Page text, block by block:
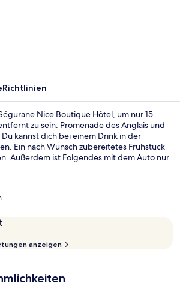
Richtlinien
Nice Boutique Hôtel, um nur 15
zu sein: Promenade des Anglais und
kannst dich bei einem Drink in der
Ein nach Wunsch zubereitetes Frühstück
Außerdem ist Folgendes mit dem Auto nur
Verkehrsmittel sind nur einen
Zur S-Bahn-Station Garibaldi sind es 5
Station Cathédrale-Vieille Ville 7 Minuten.
anzeigen